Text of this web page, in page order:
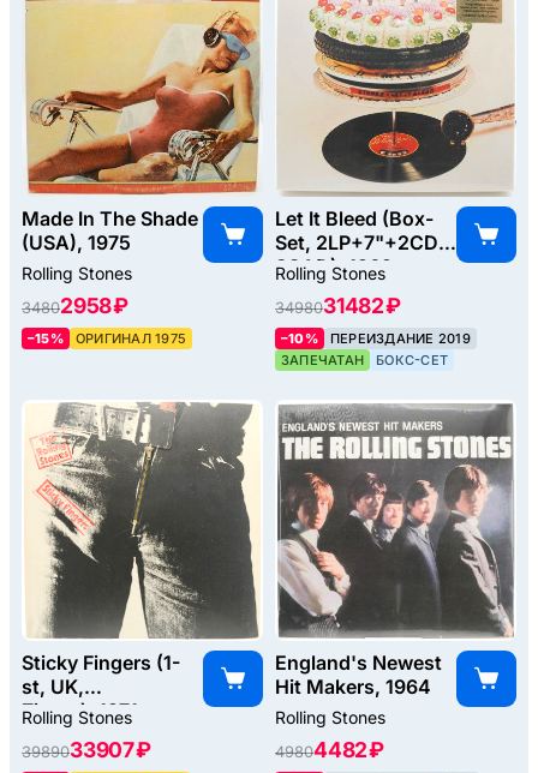
Made In The Shade
(USA), 1975
Rolling Stones
34802958 ₽
–15% ОРИГИНАЛ 1975
Let It Bleed (Box-
Set, 2LP+7"+2CD-
SCAD), 1969
Rolling Stones
3498031482 ₽
–10%
ПЕРЕИЗДАНИЕ 2019
ЗАПЕЧАТАН
БОКС-СЕТ
Sticky Fingers (1-
st, UK,
Zipper), 1971
Rolling Stones
3989033907 ₽
England's Newest
Hit Makers, 1964
Rolling Stones
49804482 ₽